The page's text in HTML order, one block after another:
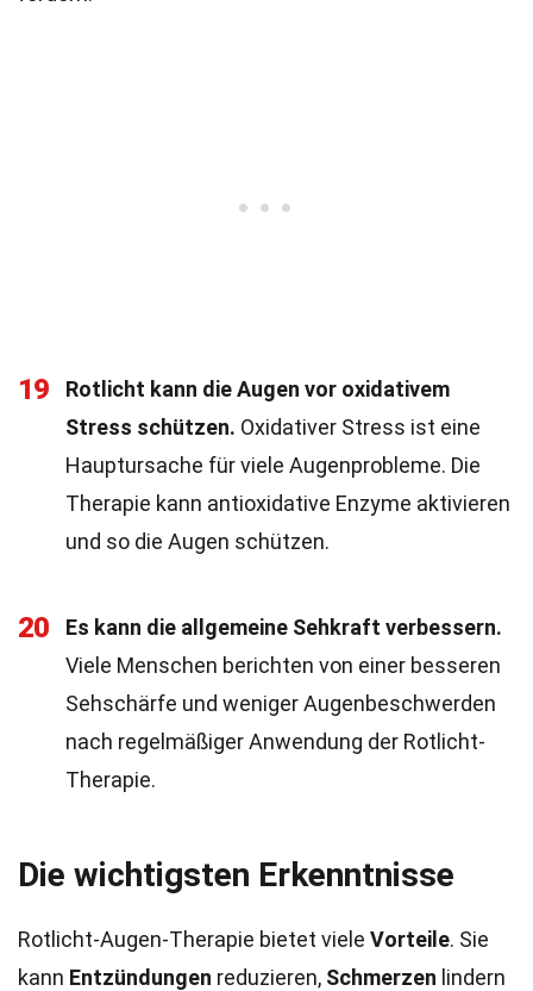
19
Rotlicht kann die Augen vor oxidativem
Stress schützen. Oxidativer Stress ist eine
Hauptursache für viele Augenprobleme. Die
Therapie kann antioxidative Enzyme aktivieren
und so die Augen schützen.
20
Es kann die allgemeine Sehkraft verbessern.
Viele Menschen berichten von einer besseren
Sehschärfe und weniger Augenbeschwerden
nach regelmäßiger Anwendung der Rotlicht-
Therapie.
Die wichtigsten Erkenntnisse
Rotlicht-Augen-Therapie bietet viele Vorteile. Sie
kann Entzündungen reduzieren, Schmerzen lindern